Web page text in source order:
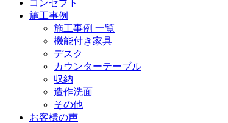
コンセプト
施工事例
施工事例 一覧
機能付き家具
デスク
カウンターテーブル
収納
造作洗面
その他
お客様の声